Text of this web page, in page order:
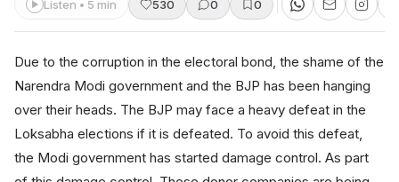
Listen • 5 min 530 0 0
Due to the corruption in the electoral bond, the shame of the
Narendra Modi government and the BJP has been hanging
over their heads. The BJP may face a heavy defeat in the
Loksabha elections if it is defeated. To avoid this defeat,
the Modi government has started damage control. As part